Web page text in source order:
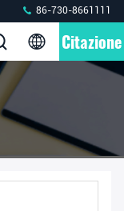
86-730-8661111
Citazione